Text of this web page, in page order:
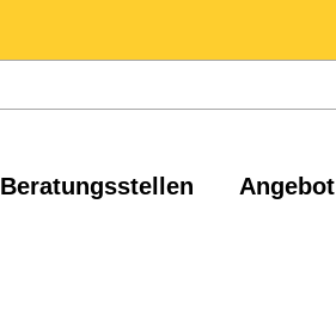
Beratungsstellen Angebot